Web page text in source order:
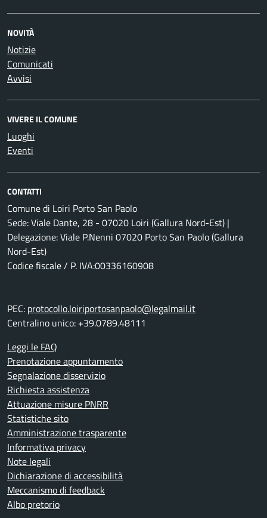
NOVITÀ
Notizie
Comunicati
Avvisi
VIVERE IL COMUNE
Luoghi
Eventi
CONTATTI
Comune di Loiri Porto San Paolo
Sede: Viale Dante, 28 - 07020 Loiri (Gallura Nord-Est) |
Delegazione: Viale P.Nenni 07020 Porto San Paolo (Gallura
Nord-Est)
Codice fiscale / P. IVA:00336160908
PEC: protocollo.loiriportosanpaolo@legalmail.it
Centralino unico: +39.0789.48111
Leggi le FAQ
Prenotazione appuntamento
Segnalazione disservizio
Richiesta assistenza
Attuazione misure PNRR
Statistiche sito
Amministrazione trasparente
Informativa privacy
Note legali
Dichiarazione di accessibilità
Meccanismo di feedback
Albo pretorio